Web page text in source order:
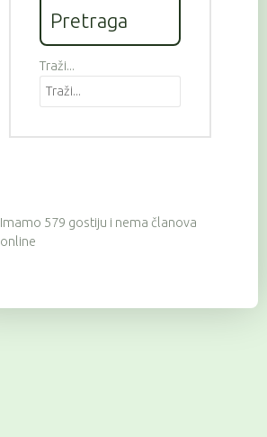
Pretraga
Traži...
Imamo 579 gostiju i nema članova
online